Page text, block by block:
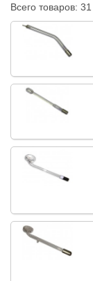
Всего товаров: 31